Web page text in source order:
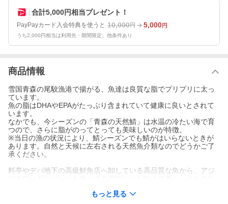
合計5,000円相当プレゼント！
PayPayカード入会特典を使うと 10,000円 5,000円
うち2,000円相当は利用先・期間限定。他条件あり
商品情報
雪国青森の尾駮漁港で揚がる、魚達は良質な脂でプリプリに太っ
ています。
魚の脂はDHAやEPAがたっぷり含まれていて健康に良いとされて
います。
なかでも、今シーズンの「青森の天然鯖」は水温の冷たい海で育
つので、さらに脂がのってとっても美味しいのが特徴。
※当日の漁の状況により、鯖シーズンでも鯖がはいらないときが
あります。自然と天候に左右される天然魚介類なのでどうかご了
承ください。
料亭やデパ地下の高級鮮魚店へ卸している高品質な魚から、アジ
もっと見る